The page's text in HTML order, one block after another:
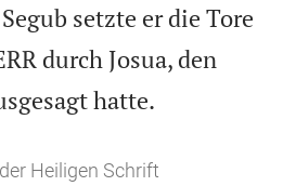
setzte er die Tore
durch Josua, den
hatte.
Heiligen Schrift